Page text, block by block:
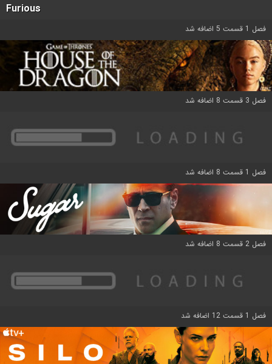
Furious
فصل 1 قسمت 5 اضافه شد
فصل 3 قسمت 8 اضافه شد
فصل 1 قسمت 8 اضافه شد
فصل 2 قسمت 8 اضافه شد
فصل 1 قسمت 12 اضافه شد